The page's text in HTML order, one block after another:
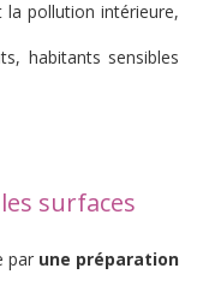
pollution intérieure,
habitants sensibles
surfaces
par une préparation